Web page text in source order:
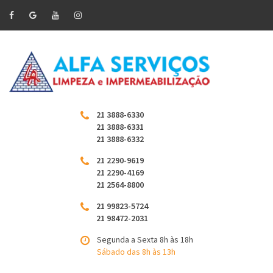
21 3888-6330
21 3888-6331
21 3888-6332
21 2290-9619
21 2290-4169
21 2564-8800
21 99823-5724
21 98472-2031
Segunda a Sexta 8h às 18h
Sábado das 8h às 13h